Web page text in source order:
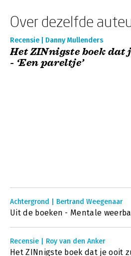
Over dezelfde
Recensie | Danny Mullenders
Het ZINnigste boek dat
- ‘Een pareltje’
Achtergrond | Bertrand Weegenaar
Uit de boeken - Mentale
Recensie | Roy van den Anker
Het ZINnigste boek dat je ooit